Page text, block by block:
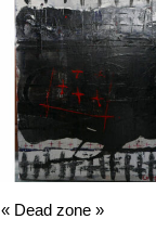
« Dead zone »